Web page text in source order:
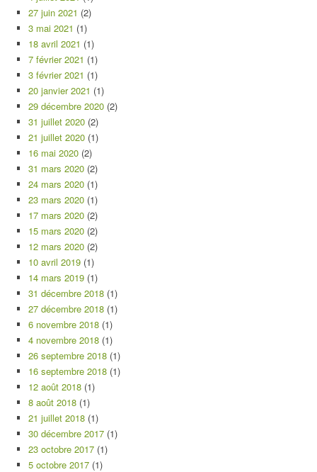
27 juin 2021 (2)
3 mai 2021 (1)
18 avril 2021 (1)
7 février 2021 (1)
3 février 2021 (1)
20 janvier 2021 (1)
29 décembre 2020 (2)
31 juillet 2020 (2)
21 juillet 2020 (1)
16 mai 2020 (2)
31 mars 2020 (2)
24 mars 2020 (1)
23 mars 2020 (1)
17 mars 2020 (2)
15 mars 2020 (2)
12 mars 2020 (2)
10 avril 2019 (1)
14 mars 2019 (1)
31 décembre 2018 (1)
27 décembre 2018 (1)
6 novembre 2018 (1)
4 novembre 2018 (1)
26 septembre 2018 (1)
16 septembre 2018 (1)
12 août 2018 (1)
8 août 2018 (1)
21 juillet 2018 (1)
30 décembre 2017 (1)
23 octobre 2017 (1)
5 octobre 2017 (1)